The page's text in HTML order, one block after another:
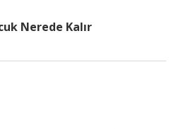
Nerede Kalır